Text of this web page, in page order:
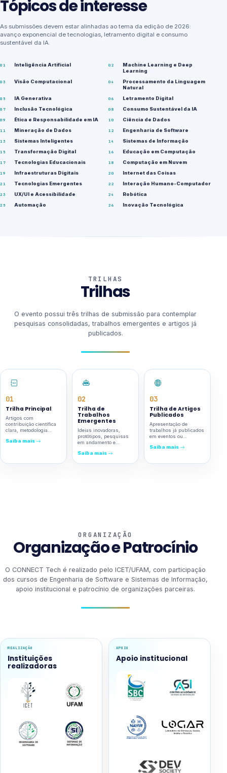
Tópicos de interesse
As submissões devem estar alinhadas ao tema da edição de 2026:
avanço exponencial de tecnologias, letramento digital e consumo
sustentável da IA.
Inteligência Artificial
Machine Learning e Deep
Learning
Visão Computacional
Processamento da Linguagem
Natural
IA Generativa
Letramento Digital
Inclusão Tecnológica
Consumo Sustentável da IA
Ética e Responsabilidade em IA
Ciência de Dados
Mineração de Dados
Engenharia de Software
Sistemas Inteligentes
Sistemas de Informação
Transformação Digital
Educação em Computação
Tecnologias Educacionais
Computação em Nuvem
Infraestruturas Digitais
Internet das Coisas
Tecnologias Emergentes
Interação Humano-Computador
UX/UI e Acessibilidade
Robótica
Automação
Inovação Tecnológica
TRILHAS
Trilhas
O evento possui três trilhas de submissão para contemplar
pesquisas consolidadas, trabalhos emergentes e artigos já
publicados.
01
Trilha Principal
Artigos com
contribuição científica
clara, metodologia
consistentes.
Saiba mais
02
Trilha de
Trabalhos
Emergentes
Ideias inovadoras,
protótipos, pesquisas
em andamento e
preliminares.
Saiba mais
03
Trilha de Artigos
Publicados
Apresentação de
trabalhos já publicados
em eventos ou
internacionais.
Saiba mais
ORGANIZAÇÃO
Organização e Patrocínio
O CONNECT Tech é realizado pelo ICET/UFAM, com participação
dos cursos de Engenharia de Software e Sistemas de Informação,
apoio institucional e patrocínio de organizações parceiras.
REALIZAÇÃO
Instituições
realizadoras
APOIO
Apoio institucional